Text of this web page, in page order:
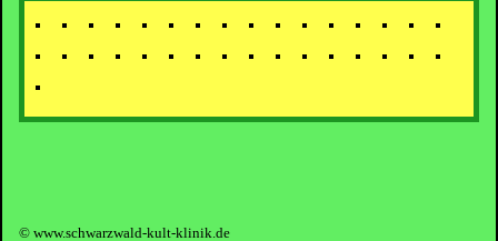
© www.schwarzwald-kult-klinik.de